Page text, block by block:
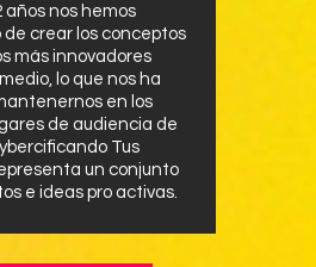
años nos hemos
crear los conceptos
más innovadores
lo que nos ha
en los
de audiencia de
Tus
un conjunto
e ideas pro activas.